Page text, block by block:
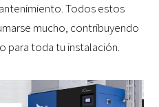
Todos estos
mucho, contribuyendo
para toda tu instalación.